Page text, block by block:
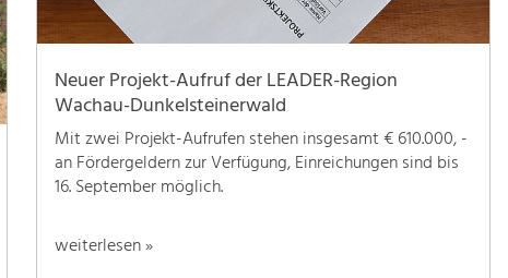
Neuer Projekt-Aufruf der LEADER-Region
Wachau-Dunkelsteinerwald
Mit zwei Projekt-Aufrufen stehen insgesamt € 610.000, -
an Fördergeldern zur Verfügung, Einreichungen sind bis
16. September möglich.
weiterlesen »